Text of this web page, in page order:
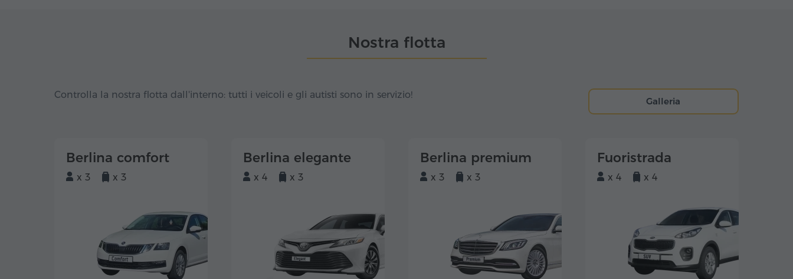
Nostra flotta
Controlla la nostra flotta dall'interno: tutti i veicoli e gli autisti sono in servizio!
Galleria
Berlina comfort
x 3 x 3
Berlina elegante
x 4 x 3
Berlina premium
x 3 x 3
Fuoristrada
x 4 x 4